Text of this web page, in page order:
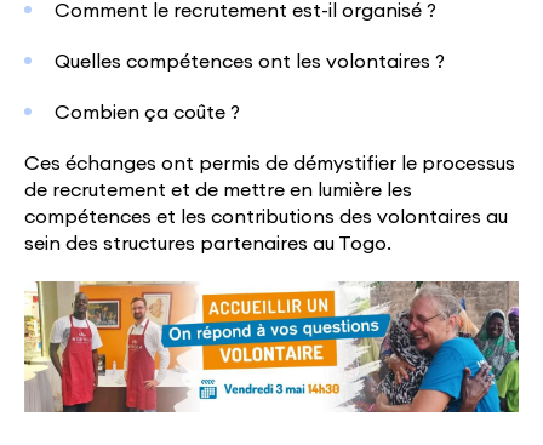
Comment le recrutement est-il organisé ?
Quelles compétences ont les volontaires ?
Combien ça coûte ?
Ces échanges ont permis de démystifier le processus
de recrutement et de mettre en lumière les
compétences et les contributions des volontaires au
sein des structures partenaires au Togo.